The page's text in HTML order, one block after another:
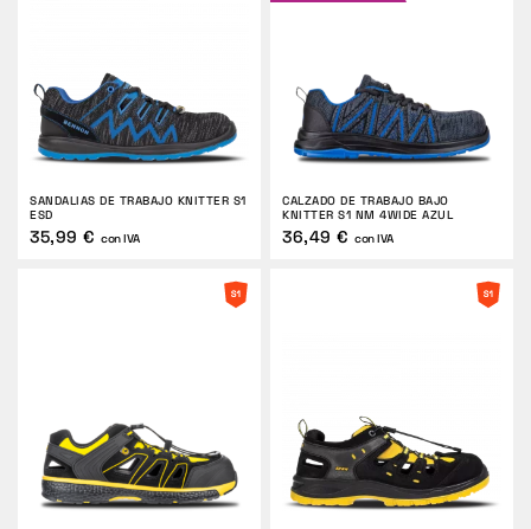
SANDALIAS DE TRABAJO KNITTER S1
ESD
35,99 € con IVA
CALZADO DE TRABAJO BAJO
KNITTER S1 NM 4WIDE AZUL
36,49 € con IVA